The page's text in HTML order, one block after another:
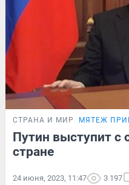
СТРАНА И МИР МЯТЕЖ
Путин выступит с
стране
24 июня, 2023, 11:47 3 197